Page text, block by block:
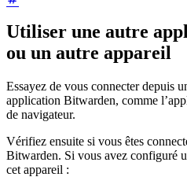
Utiliser une autre
ou un autre appareil
Essayez de vous connecter depuis
application Bitwarden, comme
de navigateur.
Vérifiez ensuite si vous êtes
Bitwarden. Si vous avez configuré
cet appareil :